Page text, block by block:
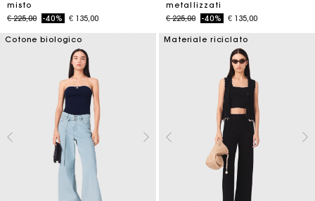
misto
Price reduced from
€ 225,00to-40% € 135,00
metallizzati
Price reduced from
€ 225,00to-40% € 135,00
Cotone biologico Materiale riciclato